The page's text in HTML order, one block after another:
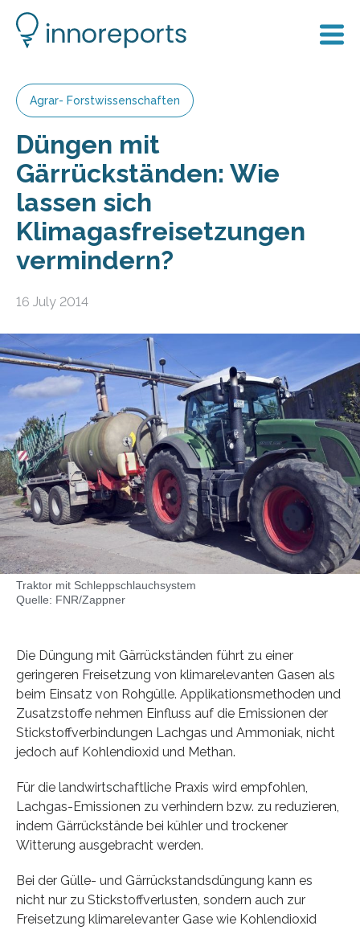
Agrar- Forstwissenschaften
Düngen mit
Gärrückständen: Wie
lassen sich
Klimagasfreisetzungen
vermindern?
16 July 2014
Traktor mit Schleppschlauchsystem
Quelle: FNR/Zappner
Die Düngung mit Gärrückständen führt zu einer
geringeren Freisetzung von klimarelevanten Gasen als
beim Einsatz von Rohgülle. Applikationsmethoden und
Zusatzstoffe nehmen Einfluss auf die Emissionen der
Stickstoffverbindungen Lachgas und Ammoniak, nicht
jedoch auf Kohlendioxid und Methan.
Für die landwirtschaftliche Praxis wird empfohlen,
Lachgas-Emissionen zu verhindern bzw. zu reduzieren,
indem Gärrückstände bei kühler und trockener
Witterung ausgebracht werden.
Bei der Gülle- und Gärrückstandsdüngung kann es
nicht nur zu Stickstoffverlusten, sondern auch zur
Freisetzung klimarelevanter Gase wie Kohlendioxid